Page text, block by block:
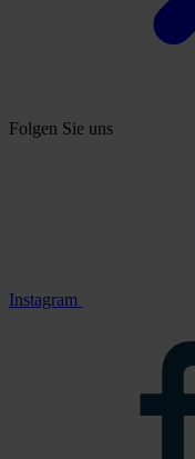
Folgen Sie uns
Instagram